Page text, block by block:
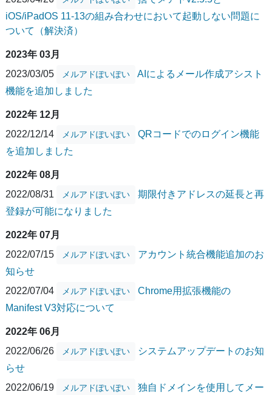
iOS/iPadOS 11-13の組み合わせにおいて起動しない問題に
ついて（解決済）
2023年 03月
2023/03/05
メルアドぽいぽい
AIによるメール作成アシスト
機能を追加しました
2022年 12月
2022/12/14
メルアドぽいぽい
QRコードでのログイン機能
を追加しました
2022年 08月
2022/08/31
メルアドぽいぽい
期限付きアドレスの延長と再
登録が可能になりました
2022年 07月
2022/07/15
メルアドぽいぽい
アカウント統合機能追加のお
知らせ
2022/07/04
メルアドぽいぽい
Chrome用拡張機能の
Manifest V3対応について
2022年 06月
2022/06/26
メルアドぽいぽい
システムアップデートのお知
らせ
2022/06/19
メルアドぽいぽい
独自ドメインを使用してメー